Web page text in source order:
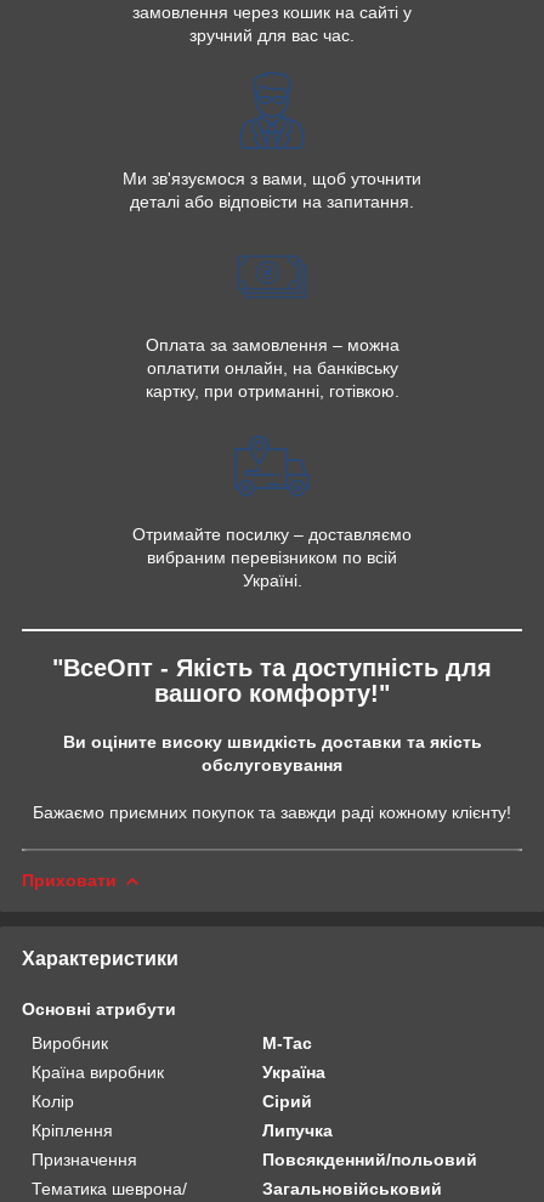
замовлення через кошик на сайті у
зручний для вас час.
Ми зв'язуємося з вами, щоб уточнити
деталі або відповісти на запитання.
Оплата за замовлення – можна
оплатити онлайн, на банківську
картку, при отриманні, готівкою.
Отримайте посилку – доставляємо
вибраним перевізником по всій
Україні.
"ВсеОпт - Якість та доступність для
вашого комфорту!"
Ви оціните високу швидкість доставки та якість
обслуговування
Бажаємо приємних покупок та завжди раді кожному клієнту!
Приховати
Характеристики
Основні атрибути
Виробник
M-Tac
Країна виробник
Україна
Колір
Сірий
Кріплення
Липучка
Призначення
Повсякденний/польовий
Тематика шеврона/
Загальновійськовий